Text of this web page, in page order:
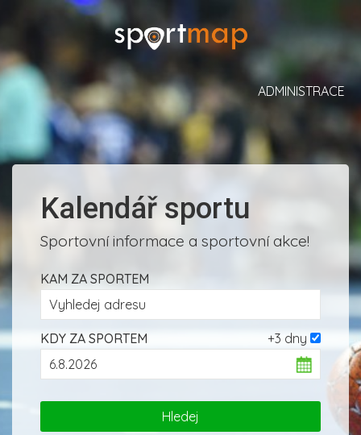
ADMINISTRACE
Kalendář sportu
Sportovní informace a sportovní akce!
KAM ZA SPORTEM
+3 dny
KDY ZA SPORTEM